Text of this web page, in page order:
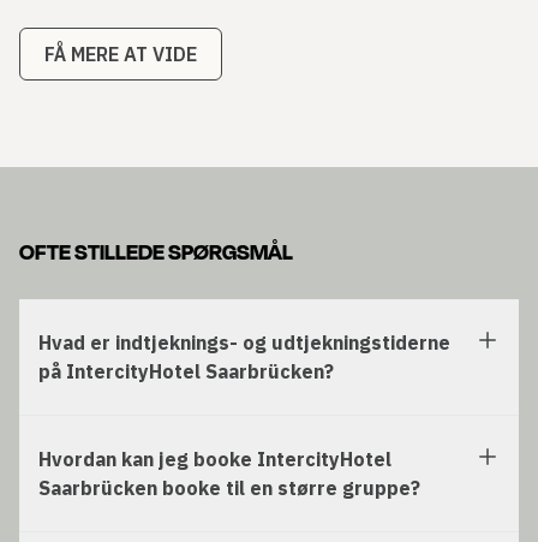
FÅ MERE AT VIDE
OFTE STILLEDE SPØRGSMÅL
Hvad er indtjeknings- og udtjekningstiderne
på IntercityHotel Saarbrücken?
Hvordan kan jeg booke IntercityHotel
Saarbrücken booke til en større gruppe?